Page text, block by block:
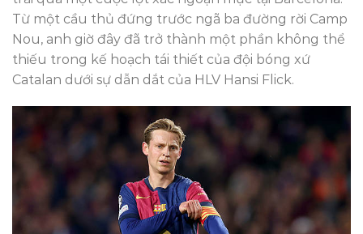
Từ một cầu thủ đứng trước ngã ba đường rời Camp
Nou, anh giờ đây đã trở thành một phần không thể
thiếu trong kế hoạch tái thiết của đội bóng xứ
Catalan dưới sự dẫn dắt của HLV Hansi Flick.